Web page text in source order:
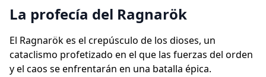
La profecía del Ragnarök
El Ragnarök es el crepúsculo de los dioses, un
cataclismo profetizado en el que las fuerzas del orden
y el caos se enfrentarán en una batalla épica.